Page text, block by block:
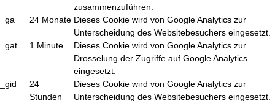
zusammenzuführen.
_ga
24 Monate Dieses Cookie wird von Google Analytics zur
Unterscheidung des Websitebesuchers eingesetzt.
_gat
1 Minute
Dieses Cookie wird von Google Analytics zur
Drosselung der Zugriffe auf Google Analytics
eingesetzt.
_gid
24
Stunden
Dieses Cookie wird von Google Analytics zur
Unterscheidung des Websitebesuchers eingesetzt.